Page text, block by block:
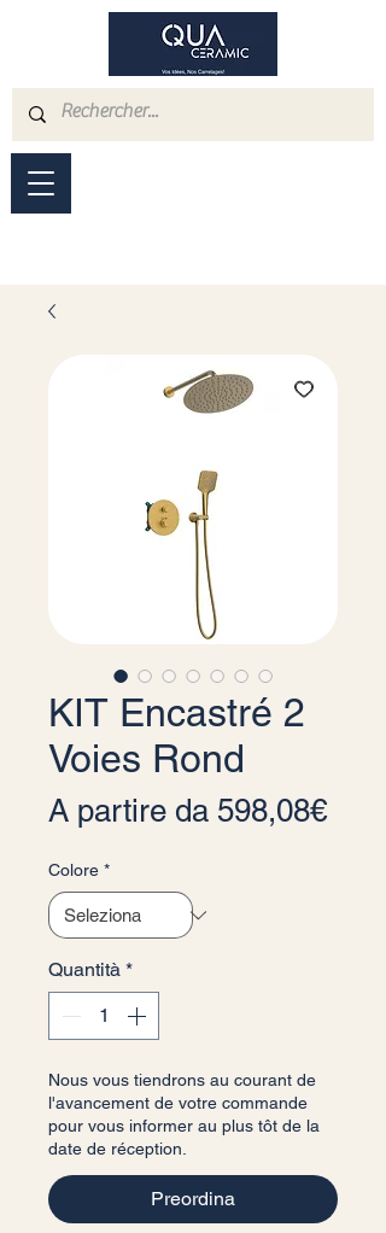
KIT Encastré 2
Voies Rond
A partire da 598,08€
Colore *
Quantità *
Nous vous tiendrons au courant de
l'avancement de votre commande
pour vous informer au plus tôt de la
date de réception.
Preordina